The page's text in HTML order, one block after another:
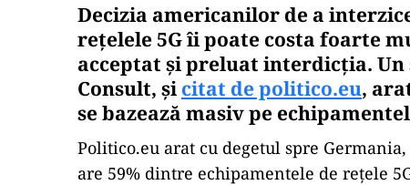
Decizia americanilor de a
rețelele 5G îi poate costa foarte
acceptat și preluat interdicția.
Consult, și citat de politico.eu,
se bazează masiv pe
Politico.eu arat cu degetul spre
are 59% dintre echipamentele de rețele